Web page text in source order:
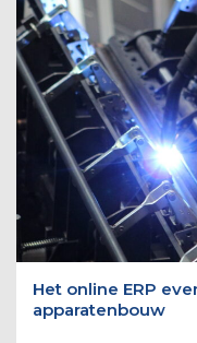
Het online ERP
apparatenbouw